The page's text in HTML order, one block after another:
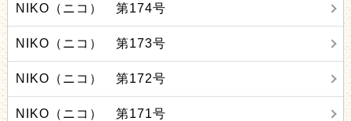
NIKO（ニコ） 第174号
NIKO（ニコ） 第173号
NIKO（ニコ） 第172号
NIKO（ニコ） 第171号